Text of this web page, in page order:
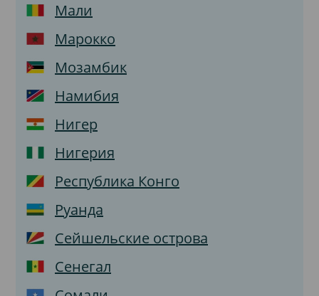
Мали
Марокко
Мозамбик
Намибия
Нигер
Нигерия
Республика Конго
Руанда
Сейшельские острова
Сенегал